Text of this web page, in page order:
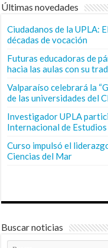
Últimas novedades
Ciudadanos de la UPLA:
décadas de vocación
Futuras educadoras de
hacia las aulas con su
Valparaíso celebrará la
de las universidades del
Investigador UPLA
Internacional de
Curso impulsó el
Ciencias del Mar
Buscar noticias